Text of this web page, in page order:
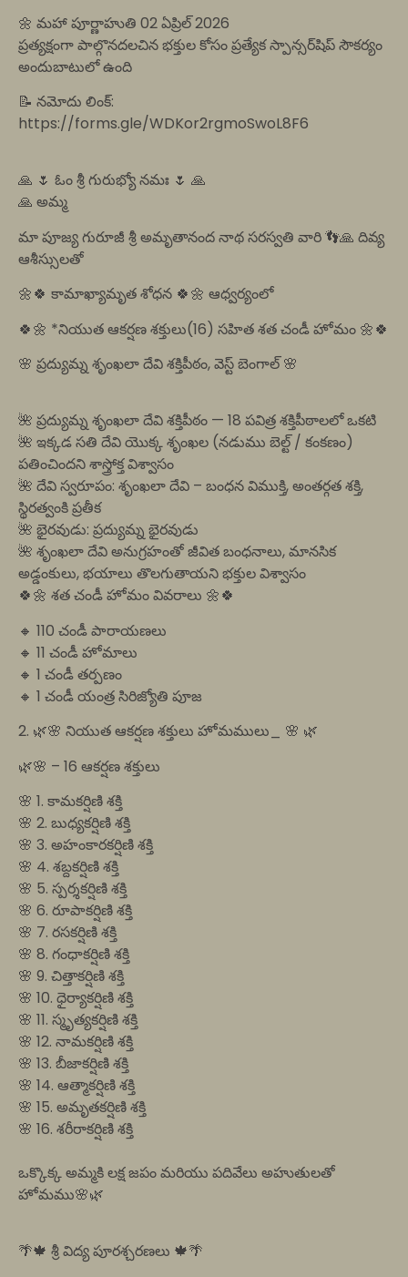
🌼 మహా పూర్ణాహుతి 02 ఏప్రిల్ 2026
ప్రత్యక్షంగా పాల్గొనదలచిన భక్తుల కోసం ప్రత్యేక స్పాన్సర్‌షిప్ సౌకర్యం
అందుబాటులో ఉంది
📝 నమోదు లింక్:
https://forms.gle/WDKor2rgmoSwoL8F6
🙏 🌷 ఓం శ్రీ గురుభ్యో నమః 🌷 🙏
🙏 అమ్మ
మా పూజ్య గురూజీ శ్రీ అమృతానంద నాథ సరస్వతి వారి 👣🙏 దివ్య
ఆశీస్సులతో
🌼🍀 కామాఖ్యామృత శోధన 🍀🌼 ఆధ్వర్యంలో
🍀🌼 *నియుత ఆకర్షణ శక్తులు(16) సహిత శత చండీ హోమం 🌼🍀
🌸 ప్రద్యుమ్న శృంఖలా దేవి శక్తిపీఠం, వెస్ట్ బెంగాల్ 🌸
🌺 ప్రద్యుమ్న శృంఖలా దేవి శక్తిపీఠం — 18 పవిత్ర శక్తిపీఠాలలో ఒకటి
🌺 ఇక్కడ సతి దేవి యొక్క శృంఖల (నడుము బెల్ట్ / కంకణం)
పతించిందని శాస్త్రోక్త విశ్వాసం
🌺 దేవి స్వరూపం: శృంఖలా దేవి – బంధన విముక్తి, అంతర్గత శక్తి,
స్థిరత్వంకి ప్రతీక
🌺 భైరవుడు: ప్రద్యుమ్న భైరవుడు
🌺 శృంఖలా దేవి అనుగ్రహంతో జీవిత బంధనాలు, మానసిక
అడ్డంకులు, భయాలు తొలగుతాయని భక్తుల విశ్వాసం
🍀🌼 శత చండీ హోమం వివరాలు 🌼🍀
🔸 110 చండీ పారాయణలు
🔸 11 చండీ హోమాలు
🔸 1 చండీ తర్పణం
🔸 1 చండీ యంత్ర సిరిజ్యోతి పూజ
2. 🌿🌸 నియుత ఆకర్షణ శక్తులు హోమములు_ 🌸 🌿
🌿🌸 – 16 ఆకర్షణ శక్తులు
🌸 1. కామకర్షిణి శక్తి
🌸 2. బుధ్యకర్షిణి శక్తి
🌸 3. అహంకారకర్షిణి శక్తి
🌸 4. శబ్దకర్షిణి శక్తి
🌸 5. స్పర్శకర్షిణి శక్తి
🌸 6. రూపాకర్షిణి శక్తి
🌸 7. రసకర్షిణి శక్తి
🌸 8. గంధాకర్షిణి శక్తి
🌸 9. చిత్తాకర్షిణి శక్తి
🌸 10. ధైర్యాకర్షిణి శక్తి
🌸 11. స్మృత్యకర్షిణి శక్తి
🌸 12. నామకర్షిణి శక్తి
🌸 13. బీజాకర్షిణి శక్తి
🌸 14. ఆత్మాకర్షిణి శక్తి
🌸 15. అమృతకర్షిణి శక్తి
🌸 16. శరీరాకర్షిణి శక్తి
ఒక్కొక్క అమ్మకి లక్ష జపం మరియు పదివేలు అహుతులతో
హోమము🌸🌿
🌴🍁 శ్రీ విద్య పూరశ్చరణలు 🍁🌴